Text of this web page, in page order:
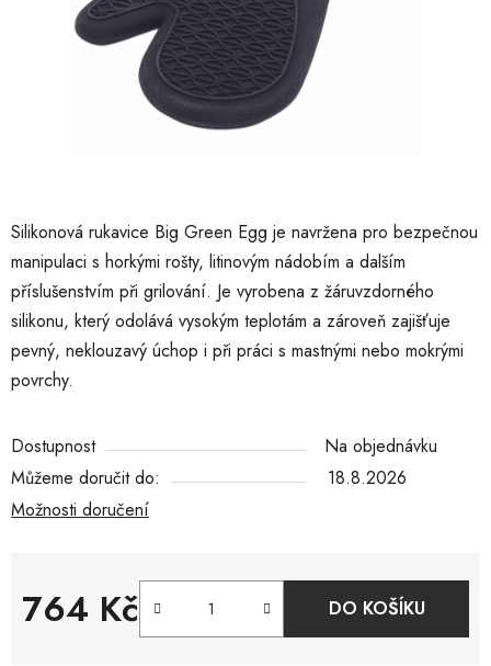
Silikonová rukavice Big Green Egg je navržena pro bezpečnou
manipulaci s horkými rošty, litinovým nádobím a dalším
příslušenstvím při grilování. Je vyrobena z žáruvzdorného
silikonu, který odolává vysokým teplotám a zároveň zajišťuje
pevný, neklouzavý úchop i při práci s mastnými nebo mokrými
povrchy.
Dostupnost
Na objednávku
Můžeme doručit do:
18.8.2026
Možnosti doručení
764 Kč DO KOŠÍKU